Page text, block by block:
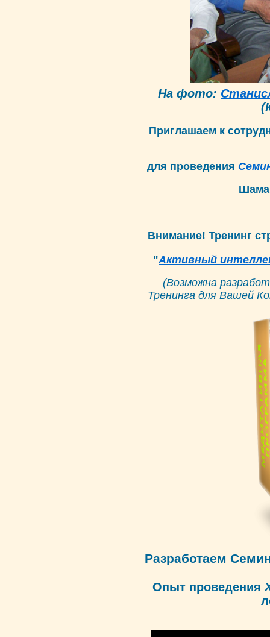
На фото:
Приглашаем к
для проведения
Внимание! Тренинг
"Активный
(Возможна
Тренинга для Вашей
Разработаем
Опыт проведения